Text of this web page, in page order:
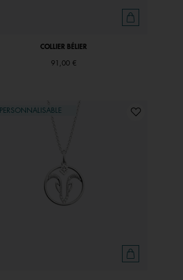
COLLIER BÉLIER
91,00 €
PERSONNALISABLE